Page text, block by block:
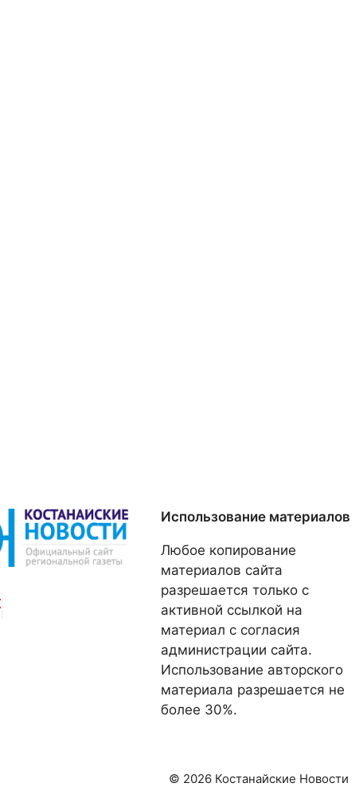
Использование материалов
Любое копирование
материалов сайта
разрешается только с
активной ссылкой на
материал с согласия
администрации сайта.
Использование авторского
материала разрешается не
более 30%.
© 2026 Костанайские Новости